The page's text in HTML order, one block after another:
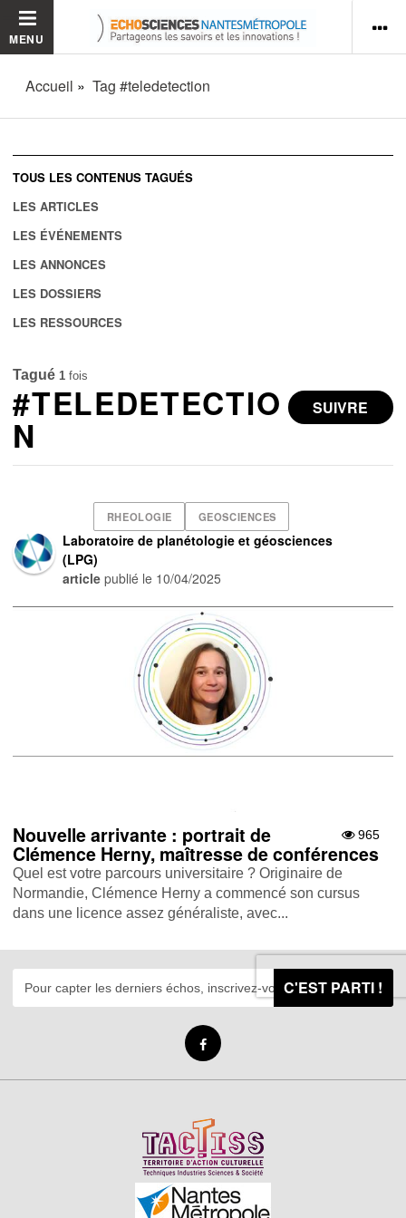
MENU
Accueil Tag #teledetection
TOUS LES CONTENUS TAGUÉS
LES ARTICLES
LES ÉVÉNEMENTS
LES ANNONCES
LES DOSSIERS
LES RESSOURCES
Tagué 1 fois
SUIVRE
#TELEDETECTIO
N
RHEOLOGIE GEOSCIENCES
Laboratoire de planétologie et géosciences
(LPG)
article publié le 10/04/2025
965
Nouvelle arrivante : portrait de
Clémence Herny, maîtresse de conférences
Quel est votre parcours universitaire ? Originaire de
Normandie, Clémence Herny a commencé son cursus
dans une licence assez généraliste, avec...
C'EST PARTI !